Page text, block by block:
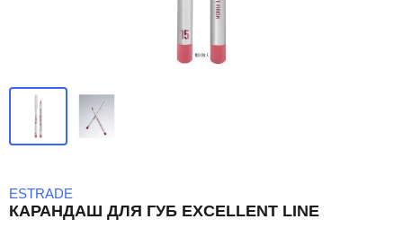
ESTRADE
КАРАНДАШ ДЛЯ ГУБ EXCELLENT LINE